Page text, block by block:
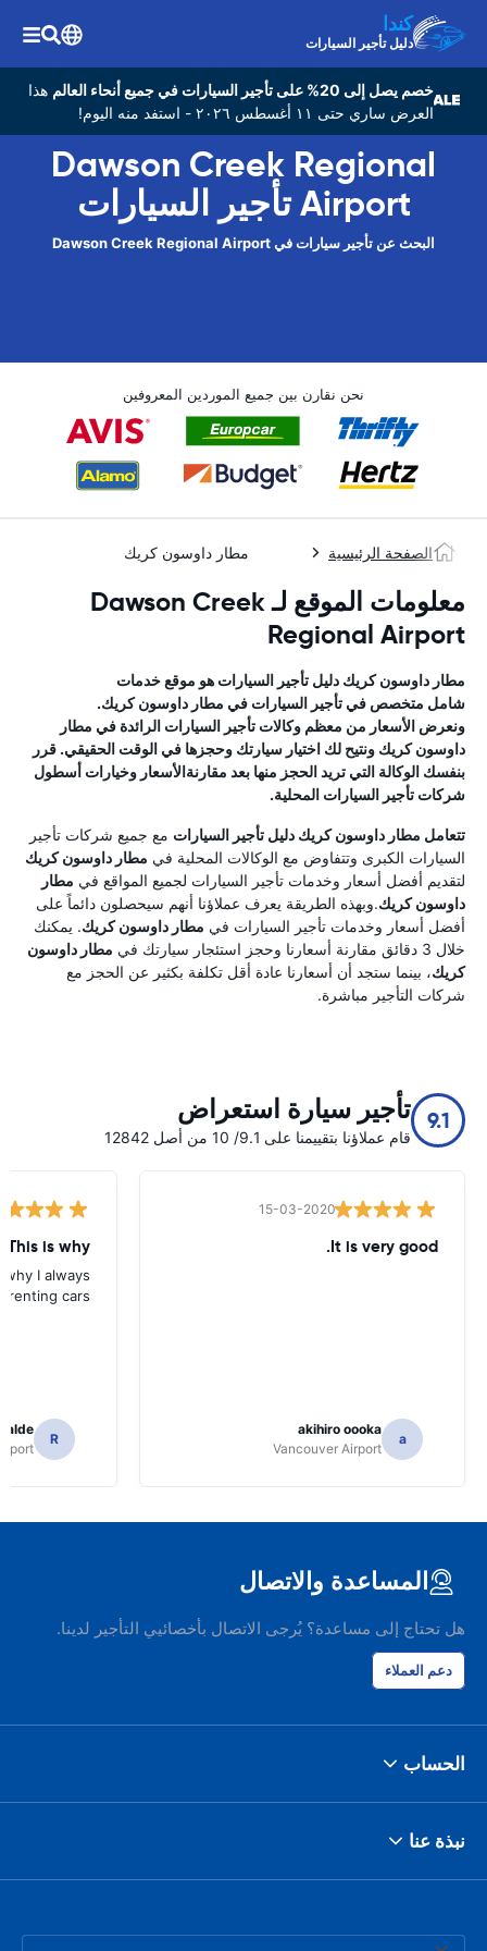
كندا
دليل تأجير السيارات
خصم يصل إلى 20% على تأجير السيارات في جميع أنحاء العالم
هذا
العرض ساري حتى ١١ أغسطس ٢٠٢٦ - استفد منه اليوم!
Dawson Creek Regional
Airport تأجير السيارات
البحث عن تأجير سيارات في Dawson Creek Regional Airport
نحن نقارن بين جميع الموردين المعروفين
الصفحة الرئيسية مطار داوسون كريك
معلومات الموقع لـ Dawson Creek
Regional Airport
مطار داوسون كريك دليل تأجير السيارات هو موقع خدمات
شامل متخصص في تأجير السيارات في مطار داوسون كريك.
ونعرض الأسعار من معظم وكالات تأجير السيارات الرائدة في مطار
داوسون كريك ونتيح لك اختيار سيارتك وحجزها في الوقت الحقيقي. قرر
بنفسك الوكالة التي تريد الحجز منها بعد مقارنةالأسعار وخيارات أسطول
شركات تأجير السيارات المحلية.
تتعامل مطار داوسون كريك دليل تأجير السيارات مع جميع شركات تأجير
السيارات الكبرى وتتفاوض مع الوكالات المحلية في مطار داوسون كريك
لتقديم أفضل أسعار وخدمات تأجير السيارات لجميع المواقع في مطار
داوسون كريك.وبهذه الطريقة يعرف عملاؤنا أنهم سيحصلون دائماً على
أفضل أسعار وخدمات تأجير السيارات في مطار داوسون كريك. يمكنك
خلال 3 دقائق مقارنة أسعارنا وحجز استئجار سيارتك في
مطار داوسون
كريك، بينما ستجد أن أسعارنا عادة أقل تكلفة بكثير عن الحجز مع
شركات التأجير مباشرة.
9.1 تأجير سيارة استعراض
قام عملاؤنا بتقييمنا على 9.1/ 10 من أصل 12842
15-03-2020
It is very good.
a
akihiro oooka
Vancouver Airport
This is why
I always
cars.
R
المساعدة والاتصال
هل تحتاج إلى مساعدة؟ يُرجى الاتصال بأخصائيي التأجير لدينا.
دعم العملاء
الحساب
نبذة عنا